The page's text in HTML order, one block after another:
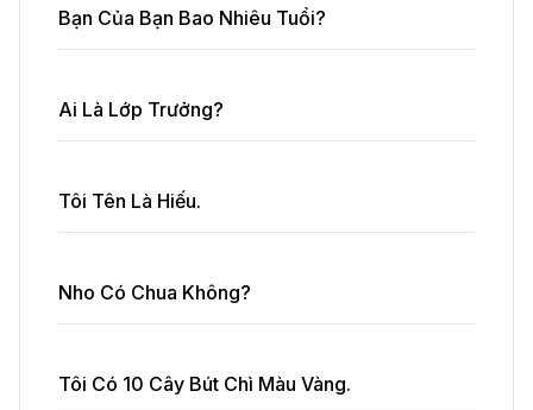
Bạn Của Bạn Bao Nhiêu Tuổi?
Ai Là Lớp Trưởng?
Tôi Tên Là Hiếu.
Nho Có Chua Không?
Tôi Có 10 Cây Bút Chì Màu Vàng.